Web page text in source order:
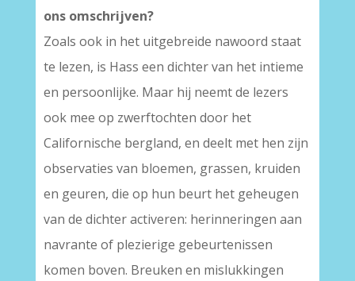
ons omschrijven?
Zoals ook in het uitgebreide nawoord staat
te lezen, is Hass een dichter van het intieme
en persoonlijke. Maar hij neemt de lezers
ook mee op zwerftochten door het
Californische bergland, en deelt met hen zijn
observaties van bloemen, grassen, kruiden
en geuren, die op hun beurt het geheugen
van de dichter activeren: herinneringen aan
navrante of plezierige gebeurtenissen
komen boven. Breuken en mislukkingen